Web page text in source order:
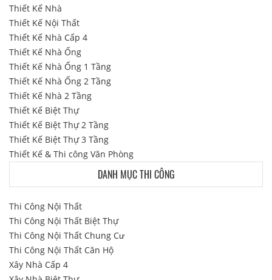
Thiết Kế Nhà
Thiết Kế Nội Thất
Thiết Kế Nhà Cấp 4
Thiết Kế Nhà Ống
Thiết Kế Nhà Ống 1 Tầng
Thiết Kế Nhà Ống 2 Tầng
Thiết Kế Nhà 2 Tầng
Thiết Kế Biệt Thự
Thiết Kế Biệt Thự 2 Tầng
Thiết Kế Biệt Thự 3 Tầng
Thiết Kế & Thi công Văn Phòng
DANH MỤC THI CÔNG
Thi Công Nội Thất
Thi Công Nội Thất Biệt Thự
Thi Công Nội Thất Chung Cư
Thi Công Nội Thất Căn Hộ
Xây Nhà Cấp 4